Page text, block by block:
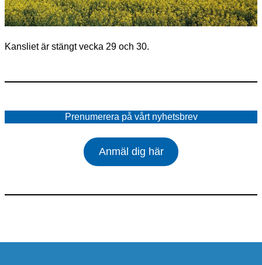
Kansliet är stängt vecka 29 och 30.
Prenumerera på vårt nyhetsbrev
Anmäl dig här